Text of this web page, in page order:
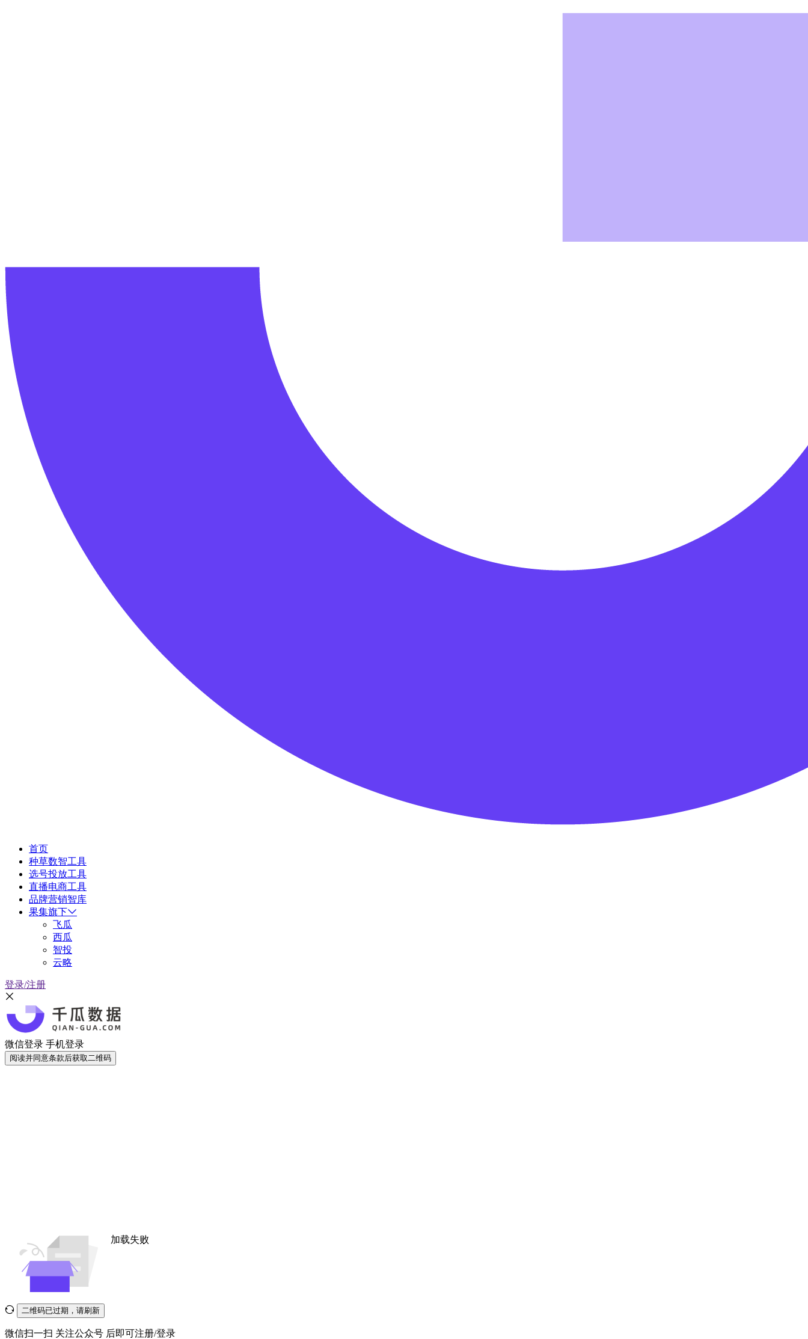
首页
种草数智工具
选号投放工具
直播电商工具
品牌营销智库
果集旗下
飞瓜
西瓜
智投
云略
登录/注册
微信登录 手机登录
阅读并同意条款后获取二维码
加载失败
二维码已过期，请刷新
微信扫一扫 关注公众号 后即可注册/登录